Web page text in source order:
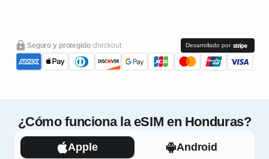
Seguro y protegido checkout Desarrollado por
¿Cómo funciona la eSIM en Honduras?
Apple Android